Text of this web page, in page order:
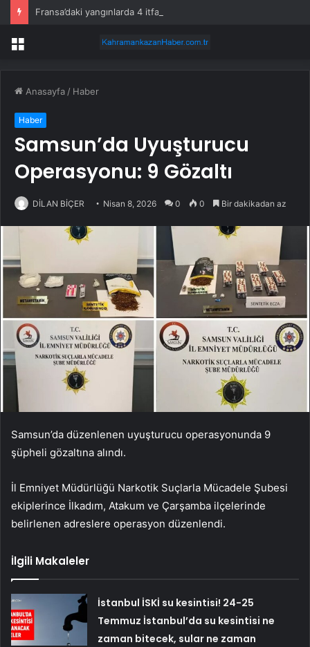
Fransa’daki yangınlarda 4 itfaiye eri hayatını kaybetti
Menü
Anasayfa / Haber
Haber
Samsun’da Uyuşturucu
Operasyonu: 9 Gözaltı
DİLAN BİÇER Nisan 8, 2026 0 0 Bir dakikadan az
Samsun’da düzenlenen uyuşturucu operasyonunda 9
şüpheli gözaltına alındı.
İl Emniyet Müdürlüğü Narkotik Suçlarla Mücadele Şubesi
ekiplerince İlkadım, Atakum ve Çarşamba ilçelerinde
belirlenen adreslere operasyon düzenlendi.
İlgili Makaleler
İstanbul İSKİ su kesintisi! 24-25
Temmuz İstanbul’da su kesintisi ne
zaman bitecek, sular ne zaman